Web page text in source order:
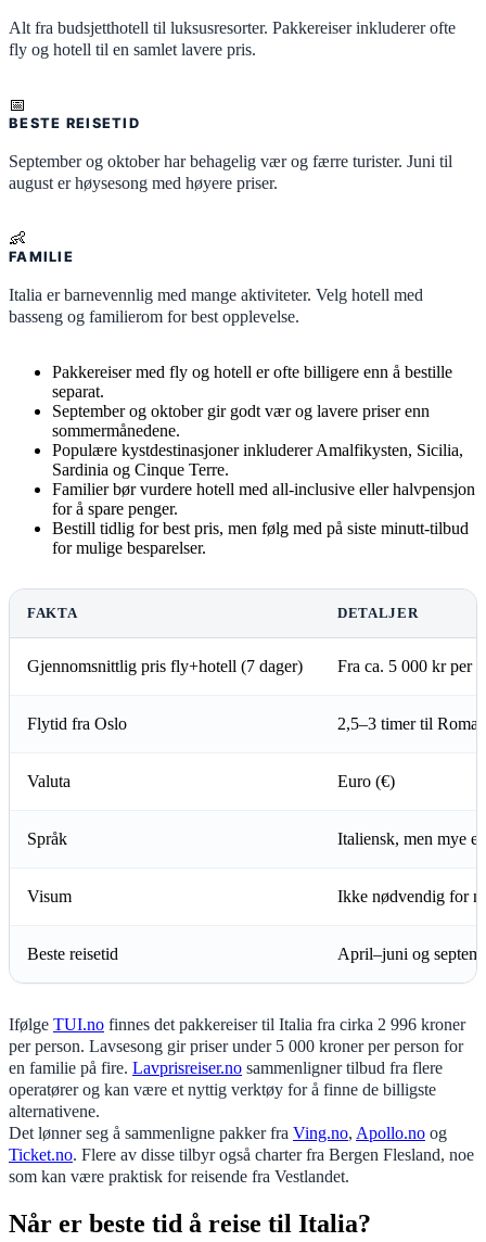
Alt fra budsjetthotell til luksusresorter. Pakkereiser inkluderer ofte
fly og hotell til en samlet lavere pris.
📅
BESTE REISETID
September og oktober har behagelig vær og færre turister. Juni til
august er høysesong med høyere priser.
👶
FAMILIE
Italia er barnevennlig med mange aktiviteter. Velg hotell med
basseng og familierom for best opplevelse.
Pakkereiser med fly og hotell er ofte billigere enn å bestille
separat.
September og oktober gir godt vær og lavere priser enn
sommermånedene.
Populære kystdestinasjoner inkluderer Amalfikysten, Sicilia,
Sardinia og Cinque Terre.
Familier bør vurdere hotell med all-inclusive eller halvpensjon
for å spare penger.
Bestill tidlig for best pris, men følg med på siste minutt-tilbud
for mulige besparelser.
FAKTA DETALJER
Gjennomsnittlig pris fly+hotell (7 dager) Fra ca. 5 000 kr per
Flytid fra Oslo 2,5–3 timer til
Valuta Euro (€)
Språk Italiensk, men mye
Visum Ikke nødvendig for
Beste reisetid April–juni og
Ifølge TUI.no finnes det pakkereiser til Italia fra cirka 2 996 kroner
per person. Lavsesong gir priser under 5 000 kroner per person for
en familie på fire. Lavprisreiser.no sammenligner tilbud fra flere
operatører og kan være et nyttig verktøy for å finne de billigste
alternativene.
Det lønner seg å sammenligne pakker fra Ving.no, Apollo.no og
Ticket.no. Flere av disse tilbyr også charter fra Bergen Flesland, noe
som kan være praktisk for reisende fra Vestlandet.
Når er beste tid å reise til Italia?